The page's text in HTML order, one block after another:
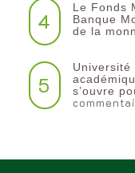
4
Le Fonds
Banque
de la
5
s’ouvre